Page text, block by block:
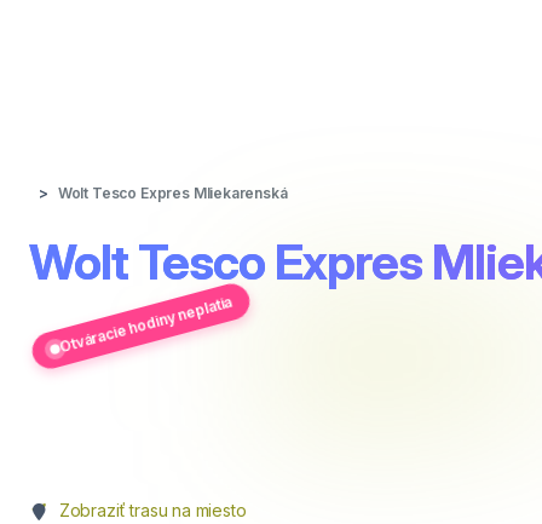
Wolt Tesco Expres Mliekarenská
Wolt Tesco Expres
Otváracie hodiny neplatia
Zobraziť trasu na miesto